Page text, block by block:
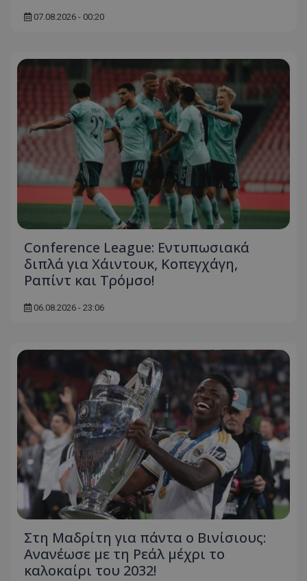
07.08.2026 - 00:20
Conference League: Εντυπωσιακά
διπλά για Χάιντουκ, Κοπεγχάγη,
Ραπίντ και Τρόμσο!
06.08.2026 - 23:06
Στη Μαδρίτη για πάντα ο Βινίσιους:
Ανανέωσε με τη Ρεάλ μέχρι το
καλοκαίρι του 2032!